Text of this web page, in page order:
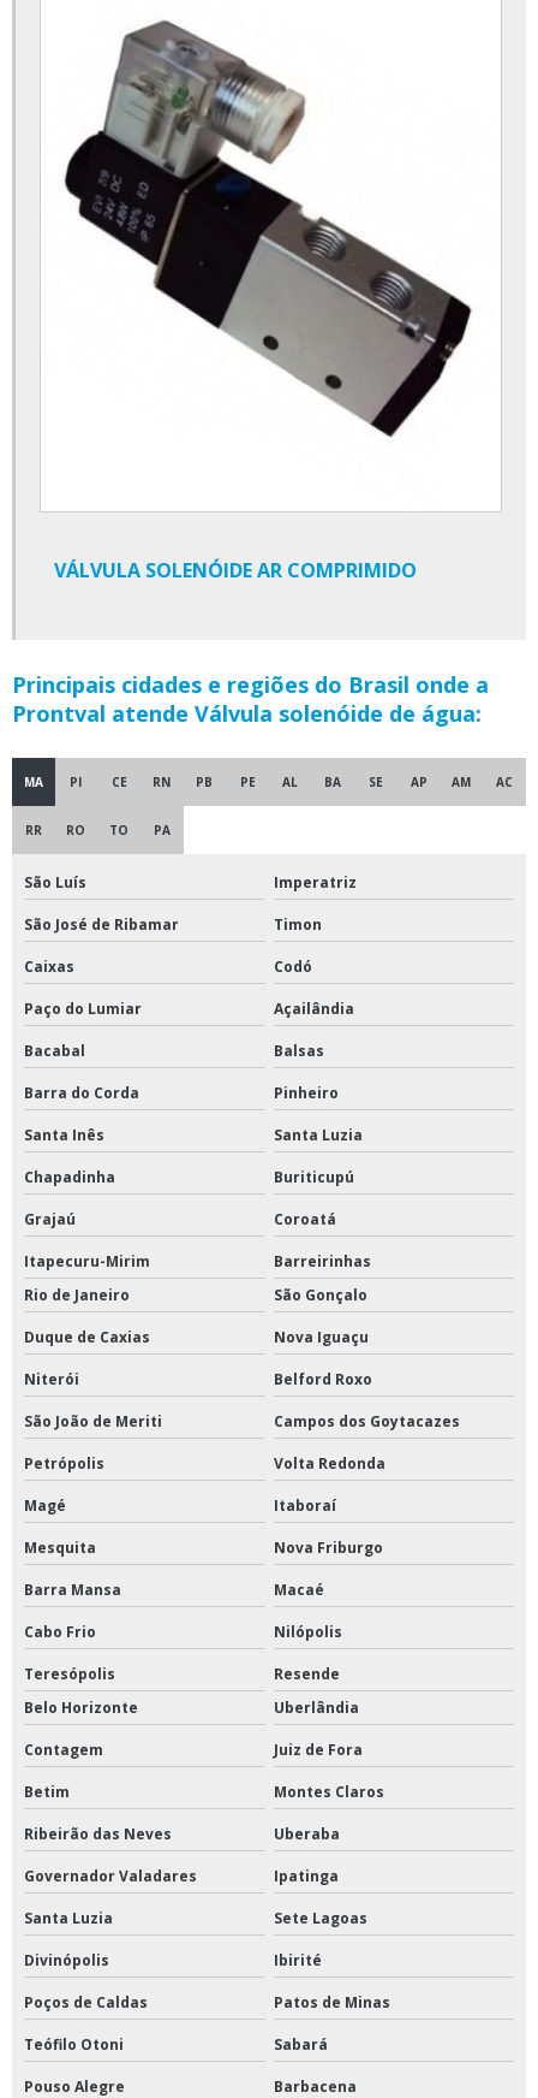
Flanges em aço inox
Juntas de expansão de borracha
Juntas de expansão metálicas
Juntas de expansão para tubulação
Tubos de aço inox para alta pressão
Tubos em aço carbono schedule
Tubos em aço carbono trefilado
Válvula borboleta com caixa redutora
Válvula borboleta manual
Válvula de esfera para água
Válvula de gaveta flangeada
Válvula de globo para água
Válvula esfera com alavanca
Válvula esfera com atuador pneumático
Válvula esfera de 3 vias
Válvula esfera de bronze
Válvula esfera monobloco
Válvula esfera para alta temperatura
Válvula esfera para ar comprimido
Válvula esfera para gás
Válvula esfera tripartida
Válvula gaveta com cunha emborrachada
Válvula gaveta com haste ascendente
Válvula gaveta de bronze
Válvula gaveta para vapor
Válvula globo
Válvula globo angular
Válvula globo flangeada
Válvula globo para hidrante
Válvulas em bronze
Válvulas esfera alta pressão
Válvulas industriais
Chave de fluxo incêndio
Conexões em latão fabricantes
Conexões storz
Filtro tipo y flangeado
VÁLVULA SOLENÓIDE AR COMPRIMIDO
Principais cidades e regiões do Brasil onde a
Prontval atende Válvula solenóide de água:
MA PI CE RN PB PE AL BA SE AP AM AC
RR RO TO PA
São Luís Imperatriz
São José de Ribamar Timon
Caixas Codó
Paço do Lumiar Açailândia
Bacabal Balsas
Barra do Corda Pinheiro
Santa Inês Santa Luzia
Chapadinha Buriticupú
Grajaú Coroatá
Itapecuru-Mirim
Barreirinhas
Rio de Janeiro
São Gonçalo
Duque de Caxias Nova Iguaçu
Niterói Belford Roxo
São João de Meriti Campos dos Goytacazes
Petrópolis Volta Redonda
Magé Itaboraí
Mesquita Nova Friburgo
Barra Mansa Macaé
Cabo Frio Nilópolis
Teresópolis
Resende
Belo Horizonte
Uberlândia
Contagem Juiz de Fora
Betim Montes Claros
Ribeirão das Neves Uberaba
Governador Valadares Ipatinga
Santa Luzia Sete Lagoas
Divinópolis Ibirité
Poços de Caldas Patos de Minas
Teófilo Otoni Sabará
Pouso Alegre Barbacena